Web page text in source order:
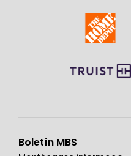
Boletín MBS